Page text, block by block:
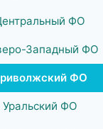
ФО
Западный ФО
ФО
Уральский ФО